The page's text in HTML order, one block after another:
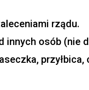
rządu.
innych osób (nie
przyłbica,